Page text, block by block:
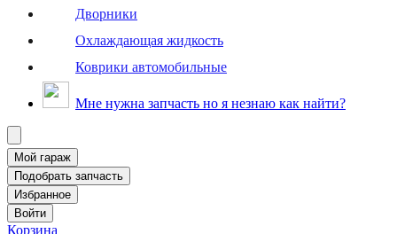
Дворники
Охлаждающая жидкость
Коврики автомобильные
Мне нужна запчасть но я незнаю как найти?
Корзина